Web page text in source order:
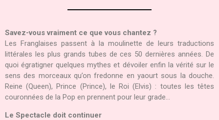
Savez-vous vraiment ce que vous chantez ?
Les Franglaises passent à la moulinette de leurs traductions
littérales les plus grands tubes de ces 50 dernières années. De
quoi égratigner quelques mythes et dévoiler enfin la vérité sur le
sens des morceaux qu’on fredonne en yaourt sous la douche.
Reine (Queen), Prince (Prince), le Roi (Elvis) : toutes les têtes
couronnées de la Pop en prennent pour leur grade…
Le Spectacle doit continuer